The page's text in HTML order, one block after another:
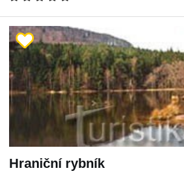
Hraniční rybník